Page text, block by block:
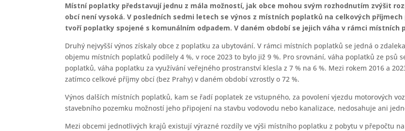
Místní poplatky představují jednu z mála možností, jak obce mohou svým rozhodnutím zvýšit
obcí není vysoká. V posledních sedmi letech se výnos z místních poplatků na celkových
tvoří poplatky spojené s komunálním odpadem. V daném období se jejich váha v rámci místních
Druhý nejvyšší výnos získaly obce z poplatku za ubytování. V rámci místních poplatků se jedná o
objemu místních poplatků podílely 4 %, v roce 2023 to bylo již 9 %. Pro srovnání, váha poplatků ze psů
poplatků, váha poplatku za využívání veřejného prostranství klesla z 7 % na 6 %. Mezi rokem 2016 a
zatímco celkové příjmy obcí (bez Prahy) v daném období vzrostly o 72 %.
Výnos dalších místních poplatků, kam se řadí poplatek ze vstupného, za povolení vjezdu motorových
stavebního pozemku možností jeho připojení na stavbu vodovodu nebo kanalizace, nedosahuje ani
Mezi obcemi jednotlivých krajů existují výrazné rozdíly ve výši místního poplatku z pobytu v přepočtu